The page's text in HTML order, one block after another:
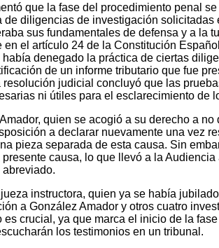
que la fase del procedimiento penal
de diligencias de investigación solicitadas
sus fundamentales de defensa y a la
en el artículo 24 de la Constitución
había denegado la práctica de ciertas
de un informe tributario que fue
resolución judicial concluyó que las
ni útiles para el esclarecimiento de
quien se acogió a su derecho a
a declarar nuevamente una vez
pieza separada de esta causa. Sin
causa, lo que llevó a la
instructora, quien ya se había
a González Amador y otros cuatro
es crucial, ya que marca el inicio de la
los testimonios en un tribunal.